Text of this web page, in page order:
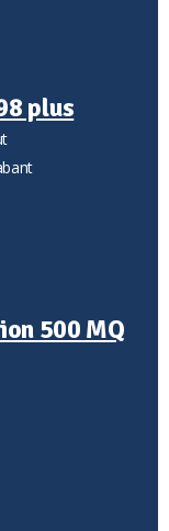
plus
500 MQ